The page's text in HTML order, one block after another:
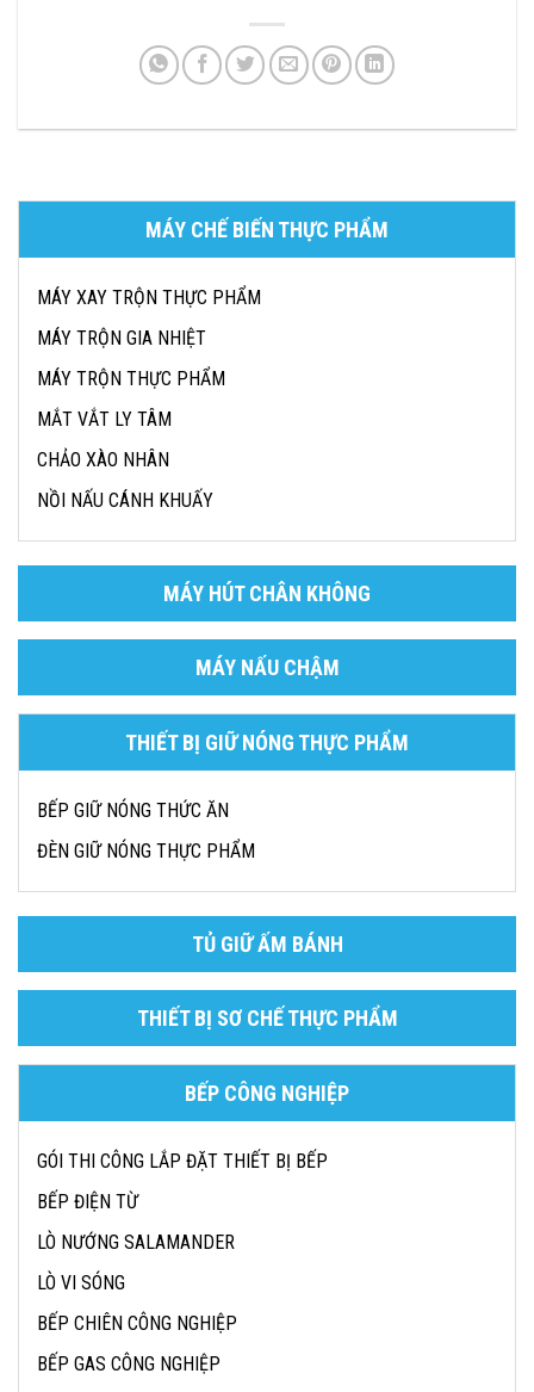
MÁY CHẾ BIẾN THỰC PHẨM
MÁY XAY TRỘN THỰC PHẨM
MÁY TRỘN GIA NHIỆT
MÁY TRỘN THỰC PHẨM
MẮT VẮT LY TÂM
CHẢO XÀO NHÂN
NỒI NẤU CÁNH KHUẤY
MÁY HÚT CHÂN KHÔNG
MÁY NẤU CHẬM
THIẾT BỊ GIỮ NÓNG THỰC PHẨM
BẾP GIỮ NÓNG THỨC ĂN
ĐÈN GIỮ NÓNG THỰC PHẨM
TỦ GIỮ ẤM BÁNH
THIẾT BỊ SƠ CHẾ THỰC PHẨM
BẾP CÔNG NGHIỆP
GÓI THI CÔNG LẮP ĐẶT THIẾT BỊ BẾP
BẾP ĐIỆN TỪ
LÒ NƯỚNG SALAMANDER
LÒ VI SÓNG
BẾP CHIÊN CÔNG NGHIỆP
BẾP GAS CÔNG NGHIỆP